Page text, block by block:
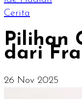
Cerita
Pilihan
dari
26 Nov 2025